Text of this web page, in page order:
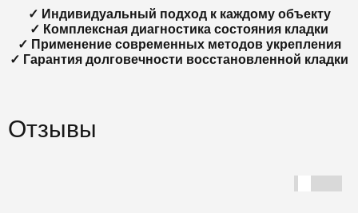
✓ Индивидуальный подход к каждому объекту
✓ Комплексная диагностика состояния кладки
✓ Применение современных методов укрепления
✓ Гарантия долговечности восстановленной кладки
Отзывы